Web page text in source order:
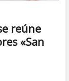
reúne
«San